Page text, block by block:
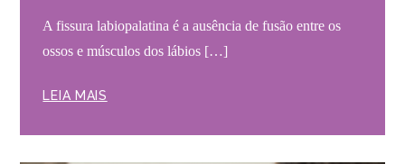
A fissura labiopalatina é a ausência de fusão entre os
ossos e músculos dos lábios […]
LEIA MAIS